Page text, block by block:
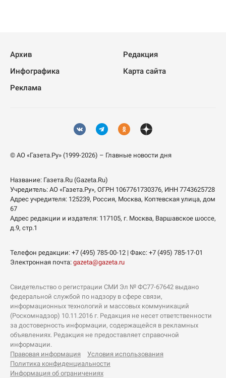
Архив
Редакция
Инфографика
Карта сайта
Реклама
© АО «Газета.Ру» (1999-2026) – Главные новости дня
Название: Газета.Ru (Gazeta.Ru)
Учредитель: АО «Газета.Ру», ОГРН 1067761730376, ИНН 7743625728
Адрес учредителя: 125239, Россия, Москва, Коптевская улица, дом
67
Адрес редакции и издателя: 117105, г. Москва, Варшавское шоссе,
д.9, стр.1
Телефон редакции: +7 (495) 785-00-12 | Факс: +7 (495) 785-17-01
Электронная почта: gazeta@gazeta.ru
Свидетельство о регистрации СМИ Эл № ФС77-67642 выдано
федеральной службой по надзору в сфере связи,
информационных технологий и массовых коммуникаций
(Роскомнадзор) 10.11.2016 г. Редакция не несет ответственности
за достоверность информации, содержащейся в рекламных
объявлениях. Редакция не предоставляет справочной
информации.
Правовая информация
Условия использования
Политика конфиденциальности
Информация об ограничениях